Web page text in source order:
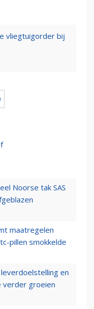
vliegtuigorder bij
Noorse tak SAS
maatregelen
pillen smokkelde
en
groeien